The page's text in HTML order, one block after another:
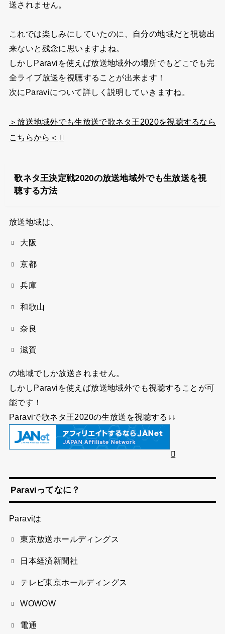
送されません。
これでは楽しみにしていたのに、自分の地域だと視聴出
来ないと残念に思いますよね。
しかしParaviを使えば放送地域外の場所でもどこでも完
全ライブ放送を視聴することが出来ます！
次にParaviについて詳しく説明していきますね。
＞放送地域外でも生放送で歌ネタ王2020を視聴するなら
こちらから＜
歌ネタ王決定戦2020の放送地域外でも生放送を視
聴する方法
放送地域は、
大阪
京都
兵庫
和歌山
奈良
滋賀
の地域でしか放送されません。
しかしParaviを使えば放送地域外でも視聴することが可
能です！
Paraviで歌ネタ王2020の生放送を視聴する↓↓
Paraviってなに？
Paraviは
東京放送ホールディングス
日本経済新聞社
テレビ東京ホールディングス
WOWOW
電通